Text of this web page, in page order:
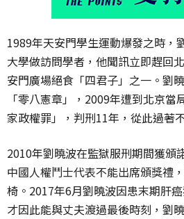
1989年天安門學生運動爆發之時，
大學做訪問學者，他聞訊立即趕回
安門廣場絕食「四君子」之一。劉
「零八憲章」，2009年遭到北京
家政權罪」，判刑11年，從此過著
2010年劉曉波在監獄服刑期間獲頒
中國人權鬥士代表不能出席頒獎禮
椅。2017年6月劉曉波因患末期肝
才因此能與丈夫渡過最後時刻，劉